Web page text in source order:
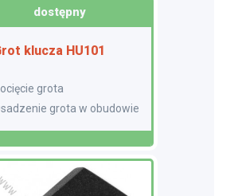
dostępny
Grot klucza HU101
Docięcie grota
Osadzenie grota w obudowie